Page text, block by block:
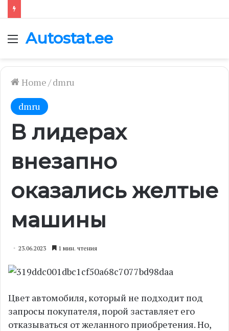
Menu
Autostat.ee
Home/dmru
dmru
В лидерах
внезапно
оказались желтые
машины
23.06.2023 1 мин. чтения
Цвет автомобиля, который не подходит под
запросы покупателя, порой заставляет его
отказываться от желанного приобретения. Но,